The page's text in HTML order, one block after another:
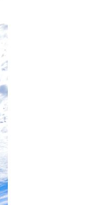
义。
溪
湖
糖
厂
有
着
铁
道
迷
访
的
铁
道